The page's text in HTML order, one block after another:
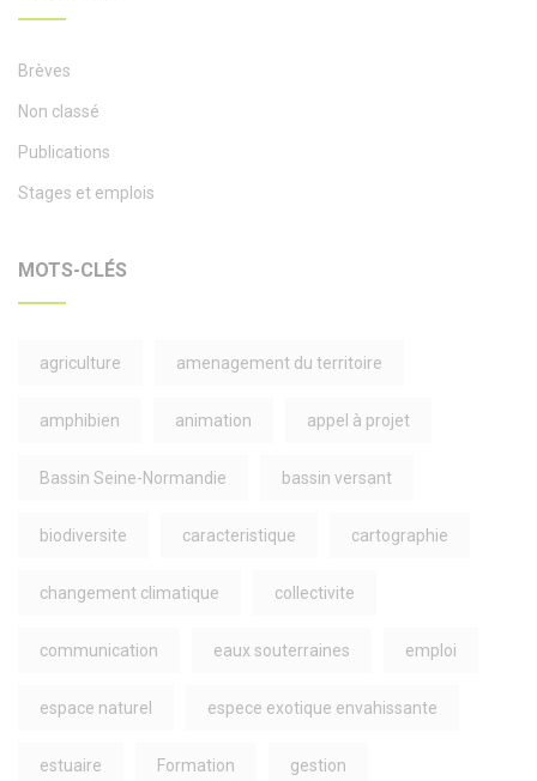
Brèves
Non classé
Publications
Stages et emplois
MOTS-CLÉS
agriculture amenagement du territoire
amphibien animation appel à projet
Bassin Seine-Normandie bassin versant
biodiversite caracteristique cartographie
changement climatique collectivite
communication eaux souterraines emploi
espace naturel espece exotique envahissante
estuaire Formation gestion